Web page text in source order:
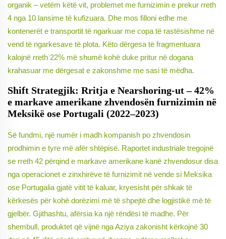
organik – vetëm këtë vit, problemet me furnizimin e prekur rreth
4 nga 10 lansime të kufizuara. Dhe mos filloni edhe me
kontenerët e transportit të ngarkuar me copa të rastësishme në
vend të ngarkesave të plota. Këto dërgesa të fragmentuara
kalojnë rreth 22% më shumë kohë duke pritur në dogana
krahasuar me dërgesat e zakonshme me sasi të mëdha.
Shift Strategjik: Rritja e Nearshoring-ut – 42%
e markave amerikane zhvendosën furnizimin në
Meksikë ose Portugali (2022–2023)
Së fundmi, një numër i madh kompanish po zhvendosin
prodhimin e tyre më afër shtëpisë. Raportet industriale tregojnë
se rreth 42 përqind e markave amerikane kanë zhvendosur disa
nga operacionet e zinxhirëve të furnizimit në vende si Meksika
ose Portugalia gjatë vitit të kaluar, kryesisht për shkak të
kërkesës për kohë dorëzimi më të shpejtë dhe logjistikë më të
gjelbër. Gjithashtu, afërsia ka një rëndësi të madhe. Për
shembull, produktet që vijnë nga Aziya zakonisht kërkojnë 30